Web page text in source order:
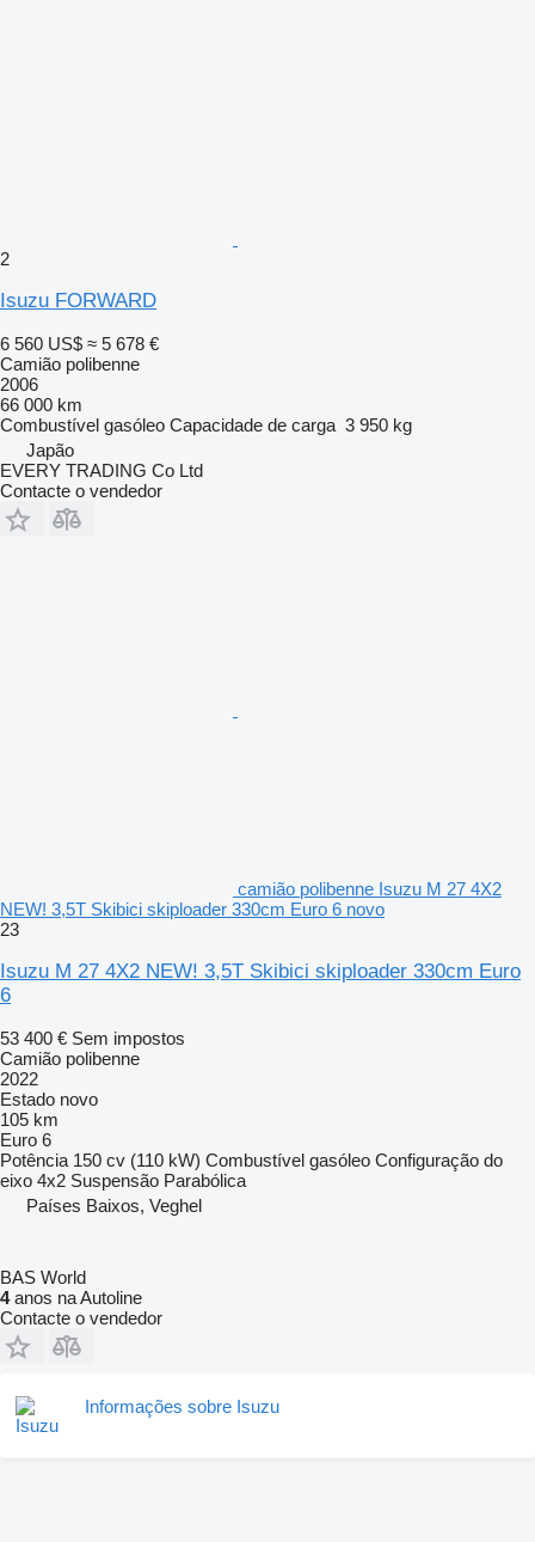
2
Isuzu FORWARD
6 560 US$ ≈ 5 678 €
Camião polibenne
2006
66 000 km
Combustível gasóleo Capacidade de carga 3 950 kg
Japão
EVERY TRADING Co Ltd
Contacte o vendedor
camião polibenne Isuzu M 27 4X2
NEW! 3,5T Skibici skiploader 330cm Euro 6 novo
23
Isuzu M 27 4X2 NEW! 3,5T Skibici skiploader 330cm Euro
6
53 400 € Sem impostos
Camião polibenne
2022
Estado novo
105 km
Euro 6
Potência 150 cv (110 kW) Combustível gasóleo Configuração do
eixo 4x2 Suspensão Parabólica
Países Baixos, Veghel
BAS World
4anos na Autoline
Contacte o vendedor
Informações sobre Isuzu